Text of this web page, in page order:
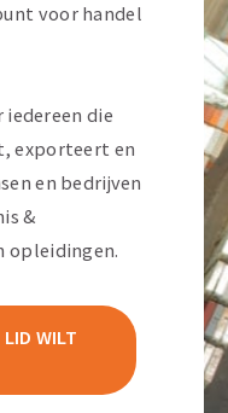
voor handel
iedereen die
exporteert en
en bedrijven
&
opleidingen.
WILT